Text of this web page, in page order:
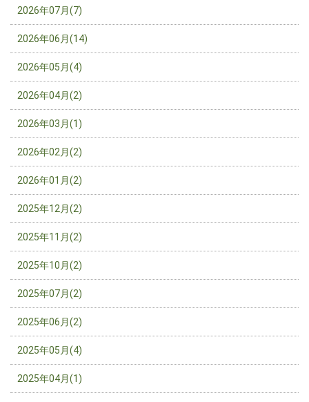
2026年07月(7)
2026年06月(14)
2026年05月(4)
2026年04月(2)
2026年03月(1)
2026年02月(2)
2026年01月(2)
2025年12月(2)
2025年11月(2)
2025年10月(2)
2025年07月(2)
2025年06月(2)
2025年05月(4)
2025年04月(1)